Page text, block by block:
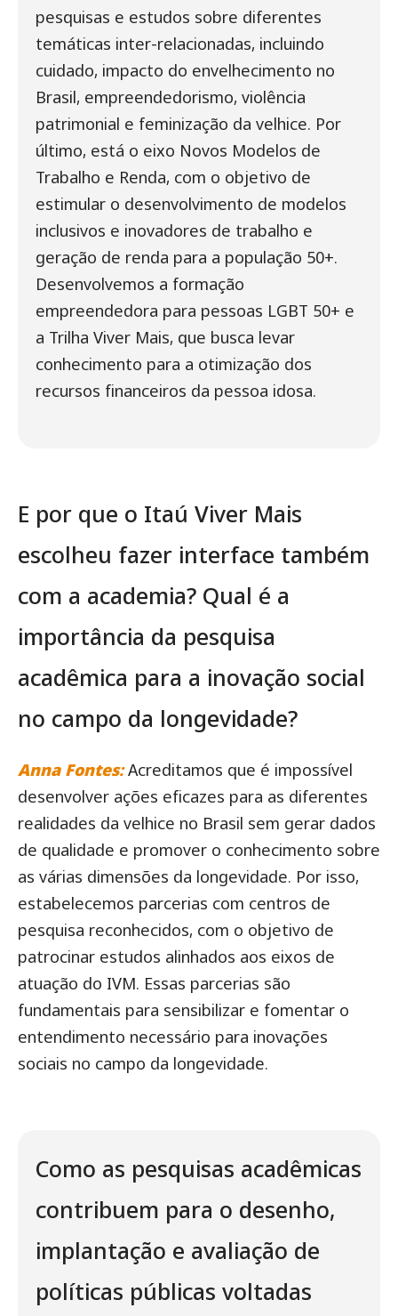
pesquisas e estudos sobre diferentes
temáticas inter-relacionadas, incluindo
cuidado, impacto do envelhecimento no
Brasil, empreendedorismo, violência
patrimonial e feminização da velhice. Por
último, está o eixo Novos Modelos de
Trabalho e Renda, com o objetivo de
estimular o desenvolvimento de modelos
inclusivos e inovadores de trabalho e
geração de renda para a população 50+.
Desenvolvemos a formação
empreendedora para pessoas LGBT 50+ e
a Trilha Viver Mais, que busca levar
conhecimento para a otimização dos
recursos financeiros da pessoa idosa.
E por que o Itaú Viver Mais
escolheu fazer interface também
com a academia? Qual é a
importância da pesquisa
acadêmica para a inovação social
no campo da longevidade?
Anna Fontes:Acreditamos que é impossível
desenvolver ações eficazes para as diferentes
realidades da velhice no Brasil sem gerar dados
de qualidade e promover o conhecimento sobre
as várias dimensões da longevidade. Por isso,
estabelecemos parcerias com centros de
pesquisa reconhecidos, com o objetivo de
patrocinar estudos alinhados aos eixos de
atuação do IVM. Essas parcerias são
fundamentais para sensibilizar e fomentar o
entendimento necessário para inovações
sociais no campo da longevidade.
Como as pesquisas acadêmicas
contribuem para o desenho,
implantação e avaliação de
políticas públicas voltadas